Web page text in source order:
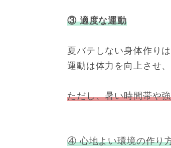
③ 適度な運動
夏バテしない身体作り
運動は体力を向上させ
ただし、暑い時間帯や
④ 心地よい環境の作り